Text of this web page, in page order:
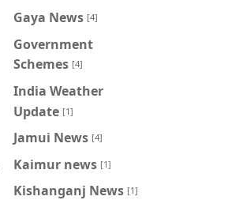
Gaya News [4]
Government
Schemes [4]
India Weather
Update [1]
Jamui News [4]
Kaimur news [1]
Kishanganj News [1]